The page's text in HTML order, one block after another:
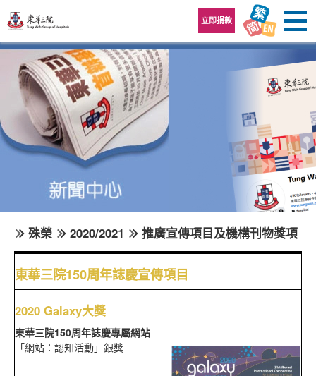
立即捐款
殊榮 2020/2021 推廣宣傳項目及機構刊物獎項
東華三院150周年誌慶宣傳項目
2020 Galaxy大獎
東華三院150周年誌慶專屬網站
「網站：認知活動」銀獎